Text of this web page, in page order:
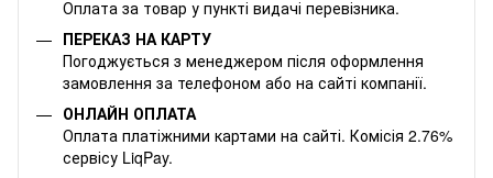
Оплата за товар у пункті видачі перевізника.
ПЕРЕКАЗ НА КАРТУ
Погоджується з менеджером після оформлення
замовлення за телефоном або на сайті компанії.
ОНЛАЙН ОПЛАТА
Оплата платіжними картами на сайті. Комісія 2.76%
сервісу LiqPay.